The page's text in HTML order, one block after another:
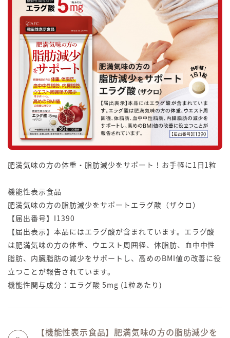
肥満気味の方の体重・脂肪減少をサポート！お手軽に1日1粒
機能性表示食品
肥満気味の方の脂肪減少をサポートエラグ酸（ザクロ）
【届出番号】I1390
【届出表示】本品にはエラグ酸が含まれています。エラグ酸
は肥満気味の方の体重、ウエスト周囲径、体脂肪、血中中性
脂肪、内臓脂肪の減少をサポートし、高めのBMI値の改善に役
立つことが報告されています。
機能性関与成分：エラグ酸 5mg (1粒あたり)
【機能性表示食品】肥満気味の方の脂肪減少を